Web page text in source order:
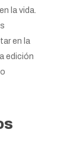
la vida.
en la
edición